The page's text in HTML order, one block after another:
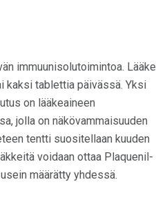
immuunisolutoimintoa. Lääke
kaksi tablettia päivässä. Yksi
on lääkeaineen
jolla on näkövammaisuuden
tentti suositellaan kuuden
voidaan ottaa Plaquenil-
määrätty yhdessä.